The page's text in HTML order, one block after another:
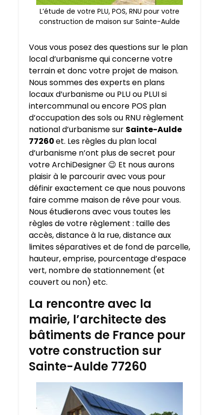
L’étude de votre PLU, POS, RNU pour votre
construction de maison sur Sainte-Aulde
Vous vous posez des questions sur le plan
local d’urbanisme qui concerne votre
terrain et donc votre projet de maison.
Nous sommes des experts en plans
locaux d’urbanisme ou PLU ou PLUI si
intercommunal ou encore POS plan
d’occupation des sols ou RNU règlement
national d’urbanisme sur Sainte-Aulde
77260et. Les règles du plan local
d’urbanisme n’ont plus de secret pour
votre ArchiDesigner 😉 Et nous aurons
plaisir à le parcourir avec vous pour
définir exactement ce que nous pouvons
faire comme maison de rêve pour vous.
Nous étudierons avec vous toutes les
règles de votre règlement : taille des
accès, distance à la rue, distance aux
limites séparatives et de fond de parcelle,
hauteur, emprise, pourcentage d’espace
vert, nombre de stationnement (et
couvert ou non) etc.
La rencontre avec la
mairie, l’architecte des
bâtiments de France pour
votre construction sur
Sainte-Aulde 77260